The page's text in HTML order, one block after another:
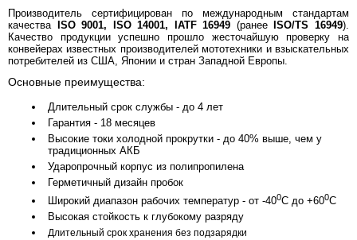
Производитель сертифицирован по международным стандартам
качества
ISO 9001, ISO 14001, IATF 16949 (ранее ISO/TS 16949).
Качество продукции успешно прошло жесточайшую проверку на
конвейерах известных производителей мототехники и взыскательных
потребителей из США, Японии и стран Западной Европы.
Основные преимущества:
Длительный срок службы - до 4 лет
Гарантия - 18 месяцев
Высокие токи холодной прокрутки - до 40% выше, чем у
традиционных АКБ
Ударопрочный корпус из полипропилена
Герметичный дизайн пробок
Широкий диапазон рабочих температур - от -400С до +600С
Высокая стойкость к глубокому разряду
Длительный срок хранения без подзарядки